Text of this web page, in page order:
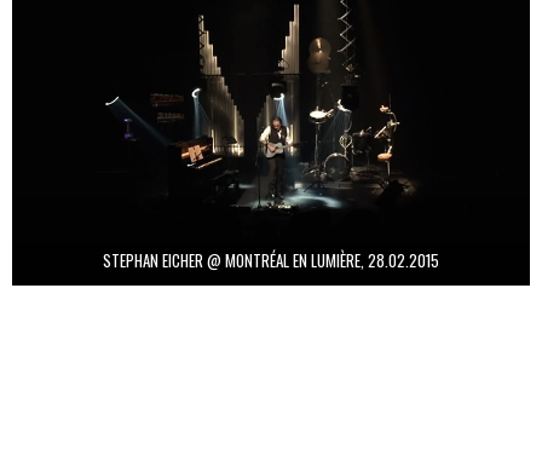
STEPHAN EICHER @ MONTRÉAL EN LUMIÈRE, 28.02.2015